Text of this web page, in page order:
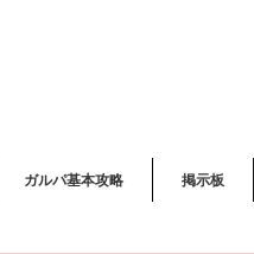
ガルパ基本攻略 掲示板